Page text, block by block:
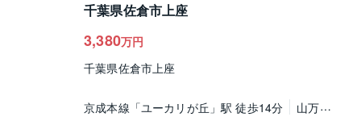
千葉県佐倉市上座
3,380万円
千葉県佐倉市上座
京成本線「ユーカリが丘」駅 徒歩14分
山万